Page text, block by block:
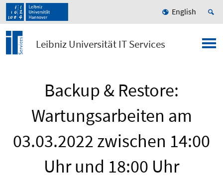
English
Leibniz Universität IT Services
Backup & Restore:
Wartungsarbeiten am
03.03.2022 zwischen 14:00
Uhr und 18:00 Uhr